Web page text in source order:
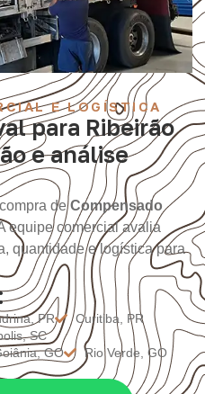
E LOGÍSTICA
para Ribeirão
e análise
deCompensado
equipe comercial avalia
quantidade e logística para
PR
Curitiba, PR
SC
GO
Rio Verde, GO